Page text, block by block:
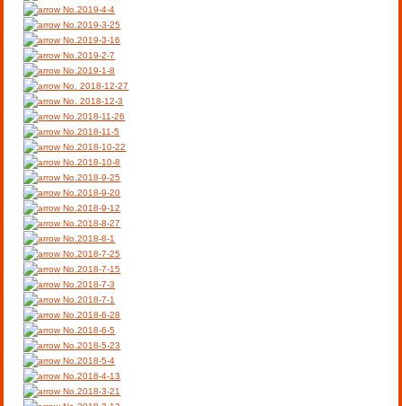
No.2019-4-4
No.2019-3-25
No.2019-3-16
No.2019-2-7
No.2019-1-8
No. 2018-12-27
No. 2018-12-3
No.2018-11-26
No.2018-11-5
No.2018-10-22
No.2018-10-8
No.2018-9-25
No.2018-9-20
No.2018-9-12
No.2018-8-27
No.2018-8-1
No.2018-7-25
No.2018-7-15
No.2018-7-3
No.2018-7-1
No.2018-6-28
No.2018-6-5
No.2018-5-23
No.2018-5-4
No.2018-4-13
No.2018-3-21